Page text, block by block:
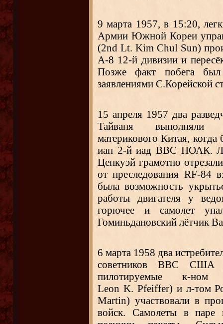
9 марта 1957, в 15:20,
Армии Южной Кореи
(2nd Lt. Kim Chul Sun)
А-8 12-й дивизии и
Позже факт побега был
заявлениями С.Корейской
15 апреля 1957 два
Тайваня выполняли
материкового Китая,
иап 2-й иад ВВС НОАК.
Ценкуэй грамотно
от преследования RF-
была возможность
работы двигателя у
горючее и самолет
Гоминьдановский лётчик
6 марта 1958 два
советников ВВС США
пилотируемые к-
Leon K. Pfeiffer) и л-том
Martin) участвовали в
войск. Самолеты в паре